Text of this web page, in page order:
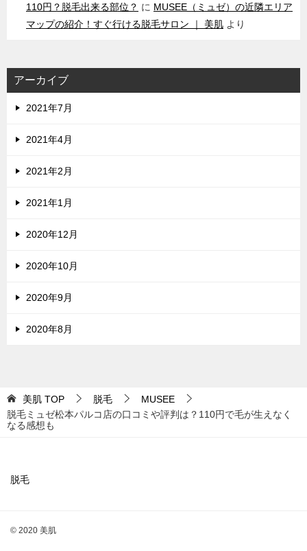
110円？脱毛出来る部位？ に MUSEE（ミュゼ）の近隣エリア
マップの紹介！すぐ行ける脱毛サロン ｜ 美肌 より
アーカイブ
2021年7月
2021年4月
2021年2月
2021年1月
2020年12月
2020年10月
2020年9月
2020年8月
美肌 TOP 脱毛
MUSEE
脱毛ミュゼ松本パルコ店の口コミや評判は？110円で毛が生えなく
なる感想も
脱毛
© 2020 美肌